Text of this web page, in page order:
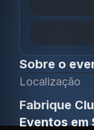
Sobre o
Localização
Fabrique
Eventos em